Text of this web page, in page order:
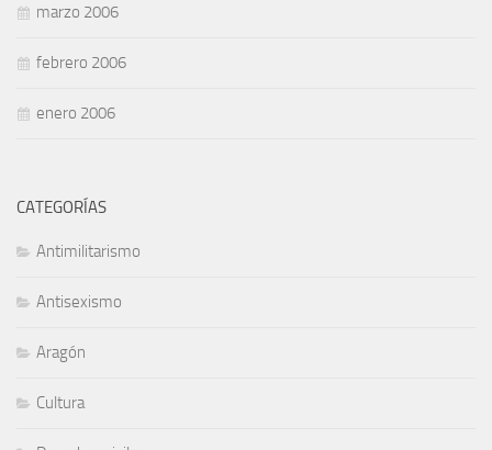
marzo 2006
febrero 2006
enero 2006
CATEGORÍAS
Antimilitarismo
Antisexismo
Aragón
Cultura